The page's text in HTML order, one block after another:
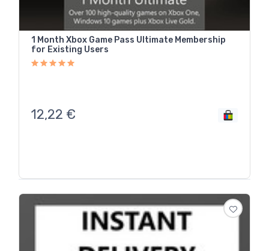
1 Month Xbox Game Pass Ultimate Membership
for Existing Users
12,22 €